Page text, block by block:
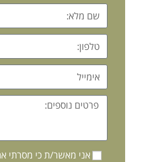
אני מאשר/ת כי מסרתי